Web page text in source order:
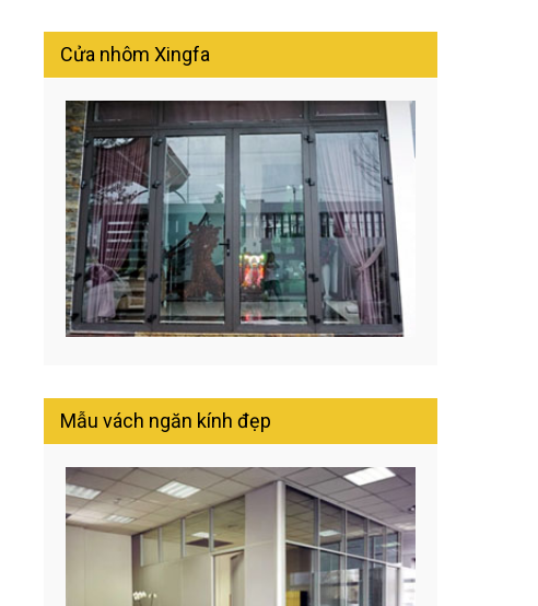
Cửa nhôm Xingfa
Mẫu vách ngăn kính đẹp